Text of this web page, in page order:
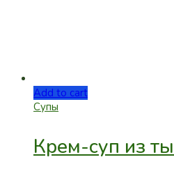
Add to cart
Супы
Крем-суп из